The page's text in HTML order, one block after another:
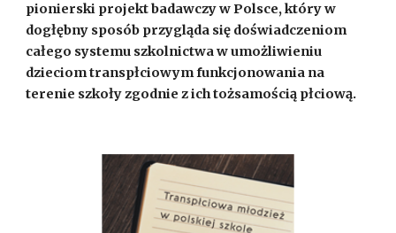
pionierski projekt badawczy w Polsce, który w
dogłębny sposób przygląda się doświadczeniom
całego systemu szkolnictwa w umożliwieniu
dzieciom transpłciowym funkcjonowania na
terenie szkoły zgodnie z ich tożsamością płciową.